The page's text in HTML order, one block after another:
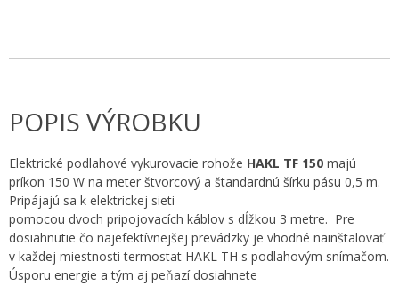
POPIS VÝROBKU
Elektrické podlahové vykurovacie rohože HAKL TF 150 majú
príkon 150 W na meter štvorcový a štandardnú šírku pásu 0,5 m.
Pripájajú sa k elektrickej sieti
pomocou dvoch pripojovacích káblov s dĺžkou 3 metre. Pre
dosiahnutie čo najefektívnejšej prevádzky je vhodné nainštalovať
v každej miestnosti termostat HAKL TH s podlahovým snímačom.
Úsporu energie a tým aj peňazí dosiahnete